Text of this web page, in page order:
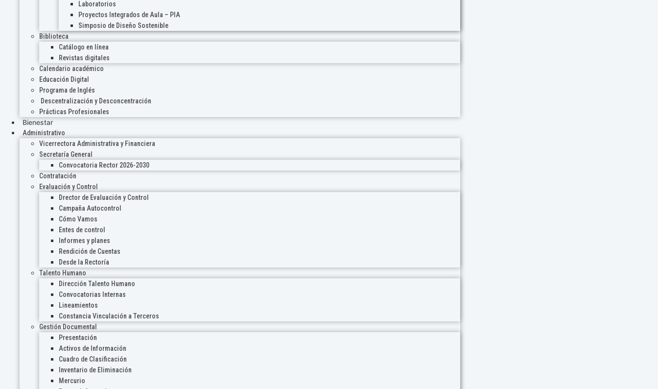
Laboratorios
Proyectos Integrados de Aula – PIA
Simposio de Diseño Sostenible
Biblioteca
Catálogo en línea
Revistas digitales
Calendario académico
Educación Digital
Programa de Inglés
Descentralización y Desconcentración
Prácticas Profesionales
Bienestar
Administrativo
Vicerrectora Administrativa y Financiera
Secretaría General
Convocatoria Rector 2026-2030
Contratación
Evaluación y Control
Drector de Evaluación y Control
Campaña Autocontrol
Cómo Vamos
Entes de control
Informes y planes
Rendición de Cuentas
Desde la Rectoría
Talento Humano
Dirección Talento Humano
Convocatorias Internas
Lineamientos
Constancia Vinculación a Terceros
Gestión Documental
Presentación
Activos de Información
Cuadro de Clasificación
Inventario de Eliminación
Mercurio